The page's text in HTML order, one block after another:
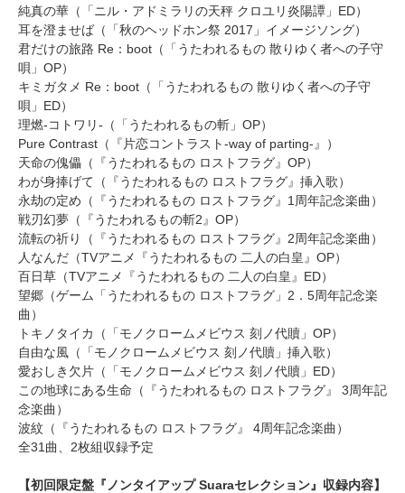
純真の華（「ニル・アドミラリの天秤 クロユリ炎陽譚」ED）
耳を澄ませば（「秋のヘッドホン祭 2017」イメージソング）
君だけの旅路 Re：boot（「うたわれるもの 散りゆく者への子守
唄」OP）
キミガタメ Re：boot（「うたわれるもの 散りゆく者への子守
唄」ED）
理燃-コトワリ-（「うたわれるもの斬」OP）
Pure Contrast（『片恋コントラスト-way of parting-』）
天命の傀儡（『うたわれるもの ロストフラグ』OP）
わが身捧げて（『うたわれるもの ロストフラグ』挿入歌）
永劫の定め（『うたわれるもの ロストフラグ』1周年記念楽曲）
戦刃幻夢（『うたわれるもの斬2』OP）
流転の祈り（『うたわれるもの ロストフラグ』2周年記念楽曲）
人なんだ（TVアニメ『うたわれるもの 二人の白皇』OP）
百日草（TVアニメ『うたわれるもの 二人の白皇』ED）
望郷（ゲーム「うたわれるもの ロストフラグ」2．5周年記念楽
曲）
トキノタイカ（「モノクロームメビウス 刻ノ代贖」OP）
自由な風（「モノクロームメビウス 刻ノ代贖」挿入歌）
愛おしき欠片（「モノクロームメビウス 刻ノ代贖」ED）
この地球にある生命（『うたわれるもの ロストフラグ』 3周年記
念楽曲）
波紋（『うたわれるもの ロストフラグ』 4周年記念楽曲）
全31曲、2枚組収録予定
【初回限定盤『ノンタイアップ Suaraセレクション』収録内容】